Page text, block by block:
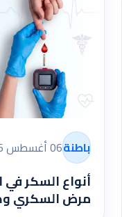
باطنة06 أغسطس 2026
أنواع السكر في
مرض السكري